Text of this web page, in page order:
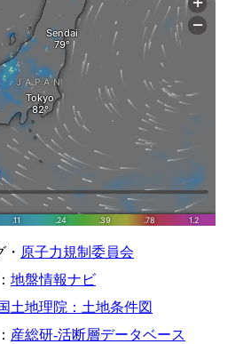
原子力規制委員会
地盤情報ナビ
国土地理院：土地条件図
産総研-活断層データベース